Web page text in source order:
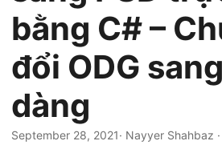
đ
i
ề
u
h
ư
bằng C# –
đổi ODG
dàng
September 28, 2021· Nayyer Shahbaz